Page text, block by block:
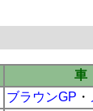
車
ブラウンGP ・